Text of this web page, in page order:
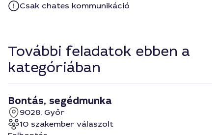
Csak chates kommunikáció
További feladatok ebben a
kategóriában
Bontás, segédmunka
9028, Győr
10 szakember válaszolt